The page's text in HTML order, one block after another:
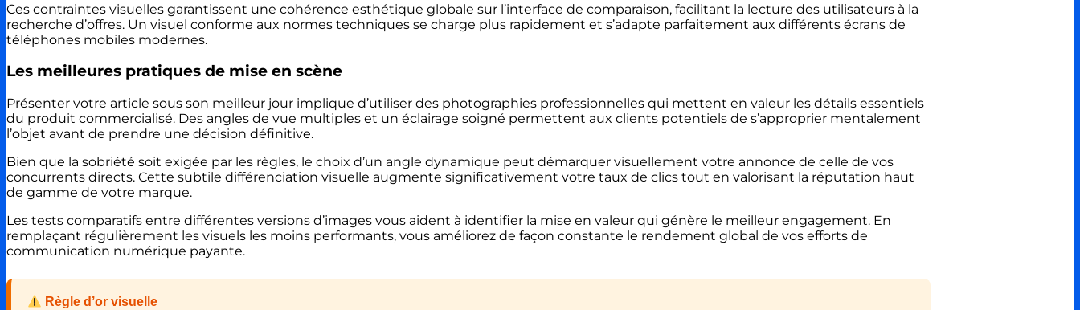
Ces contraintes visuelles garantissent une cohérence esthétique globale sur l’interface de comparaison, facilitant la lecture des utilisateurs à la
recherche d’offres. Un visuel conforme aux normes techniques se charge plus rapidement et s’adapte parfaitement aux différents écrans de
téléphones mobiles modernes.
Les meilleures pratiques de mise en scène
Présenter votre article sous son meilleur jour implique d’utiliser des photographies professionnelles qui mettent en valeur les détails essentiels
du produit commercialisé. Des angles de vue multiples et un éclairage soigné permettent aux clients potentiels de s’approprier mentalement
l’objet avant de prendre une décision définitive.
Bien que la sobriété soit exigée par les règles, le choix d’un angle dynamique peut démarquer visuellement votre annonce de celle de vos
concurrents directs. Cette subtile différenciation visuelle augmente significativement votre taux de clics tout en valorisant la réputation haut
de gamme de votre marque.
Les tests comparatifs entre différentes versions d’images vous aident à identifier la mise en valeur qui génère le meilleur engagement. En
remplaçant régulièrement les visuels les moins performants, vous améliorez de façon constante le rendement global de vos efforts de
communication numérique payante.
Règle d’or visuelle